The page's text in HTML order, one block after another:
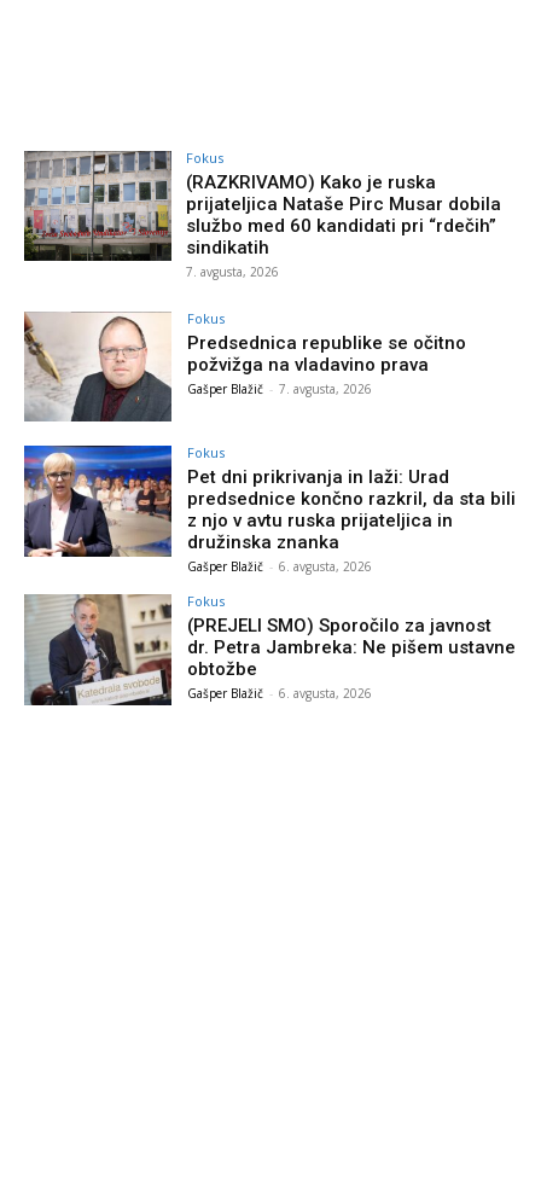
Fokus
(RAZKRIVAMO) Kako je ruska
prijateljica Nataše Pirc Musar dobila
službo med 60 kandidati pri “rdečih”
sindikatih
7. avgusta, 2026
Fokus
Predsednica republike se očitno
požvižga na vladavino prava
Gašper Blažič - 7. avgusta, 2026
Fokus
Pet dni prikrivanja in laži: Urad
predsednice končno razkril, da sta bili
z njo v avtu ruska prijateljica in
družinska znanka
Gašper Blažič - 6. avgusta, 2026
Fokus
(PREJELI SMO) Sporočilo za javnost
dr. Petra Jambreka: Ne pišem ustavne
obtožbe
Gašper Blažič - 6. avgusta, 2026